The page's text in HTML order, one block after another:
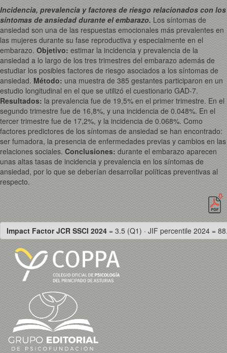
Incidencia, prevalencia y factores de riesgo relacionados con los
síntomas de ansiedad durante el embarazo. Los síntomas de
ansiedad son una de las respuestas emocionales más prevalentes en
las mujeres durante su fase reproductiva y especialmente en el
embarazo. Objetivo: estimar la incidencia y prevalencia de la
ansiedad a lo largo de los tres trimestres del embarazo además de
estudiar los posibles factores de riesgo asociados a los síntomas de
ansiedad. Método: una muestra de 385 gestantes participaron en un
estudio longitudinal en el que se utilizó el cuestionario GAD-7.
Resultados: la prevalencia fue de 19,5% en el primer trimestre. En el
segundo trimestre fue de 16,8%, y una incidencia de 0.048%. En el
tercer trimestre fue de 17,2%, y la incidencia de 0.068%. Como
factores predictores de los síntomas de ansiedad se han encontrado:
ser fumadora, la presencia de enfermedades previas y cambios en las
relaciones sociales. Conclusiones: durante el embarazo aparecen
unas altas tasas de incidencia y prevalencia en los síntomas de
ansiedad, por lo que se deberían desarrollar políticas preventivas al
respecto.
Impact Factor JCR SSCI 2024 = 3.5 (Q1) · JIF percentile 2024 =